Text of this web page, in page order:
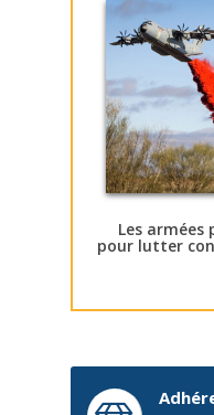
Les armées
pour lutter